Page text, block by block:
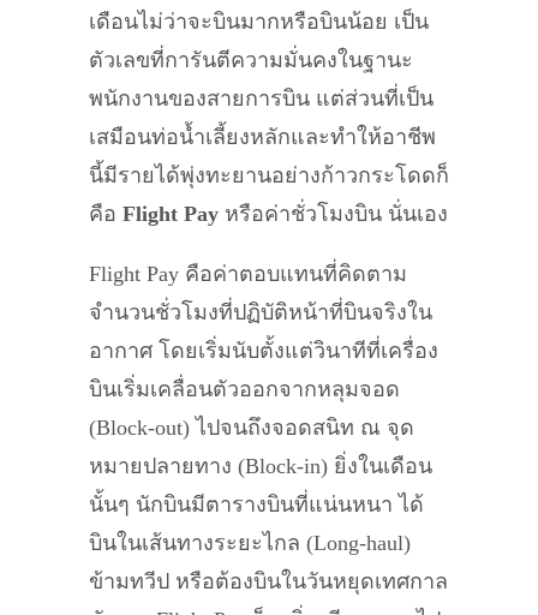
เดือนไม่ว่าจะบินมากหรือบินน้อย เป็น
ตัวเลขที่การันตีความมั่นคงในฐานะ
พนักงานของสายการบิน แต่ส่วนที่เป็น
เสมือนท่อน้ำเลี้ยงหลักและทำให้อาชีพ
นี้มีรายได้พุ่งทะยานอย่างก้าวกระโดดก็
คือ Flight Pay หรือค่าชั่วโมงบิน นั่นเอง
Flight Pay คือค่าตอบแทนที่คิดตาม
จำนวนชั่วโมงที่ปฏิบัติหน้าที่บินจริงใน
อากาศ โดยเริ่มนับตั้งแต่วินาทีที่เครื่อง
บินเริ่มเคลื่อนตัวออกจากหลุมจอด
(Block-out) ไปจนถึงจอดสนิท ณ จุด
หมายปลายทาง (Block-in) ยิ่งในเดือน
นั้นๆ นักบินมีตารางบินที่แน่นหนา ได้
บินในเส้นทางระยะไกล (Long-haul)
ข้ามทวีป หรือต้องบินในวันหยุดเทศกาล